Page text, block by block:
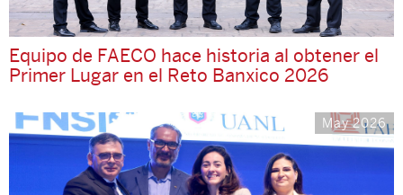
Equipo de FAECO hace historia al obtener el
Primer Lugar en el Reto Banxico 2026
May 2026